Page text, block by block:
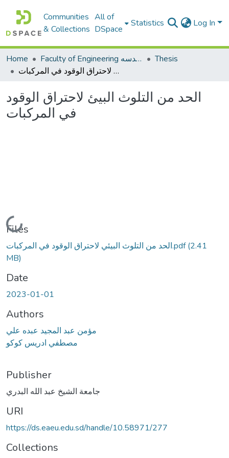
Communities
& Collections
All of
DSpace
Statistics Log In
Home Faculty of Engineering كلية الهندسه
Thesis
الحد من التلوث البيئ لاحتراق الوقود في المركبات
الحد من التلوث البيئ لاحتراق الوقود
في المركبات
Loading...
Files
الحد من التلوث البيئي لاحتراق الوقود في المركبات.pdf(2.41
MB)
Date
2023-01-01
Authors
مؤمن عبد المجيد عبده علي
مصطفي ادريس كوكو
Publisher
جامعة الشيخ عبد الله البدري
URI
https://ds.eaeu.edu.sd/handle/10.58971/277
Collections